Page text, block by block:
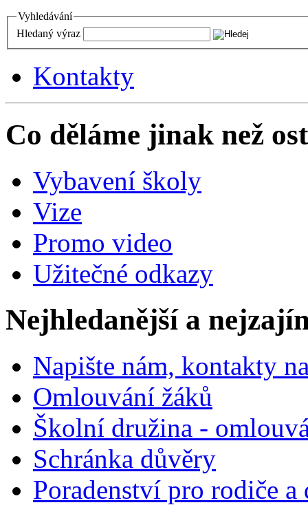
Vyhledávání
Hledaný výraz
Kontakty
Co děláme jinak než
Vybavení školy
Vize
Promo video
Užitečné odkazy
Nejhledanější a
Napište nám, kontakty
Omlouvání žáků
Školní družina -
Schránka důvěry
Poradenství pro rodiče